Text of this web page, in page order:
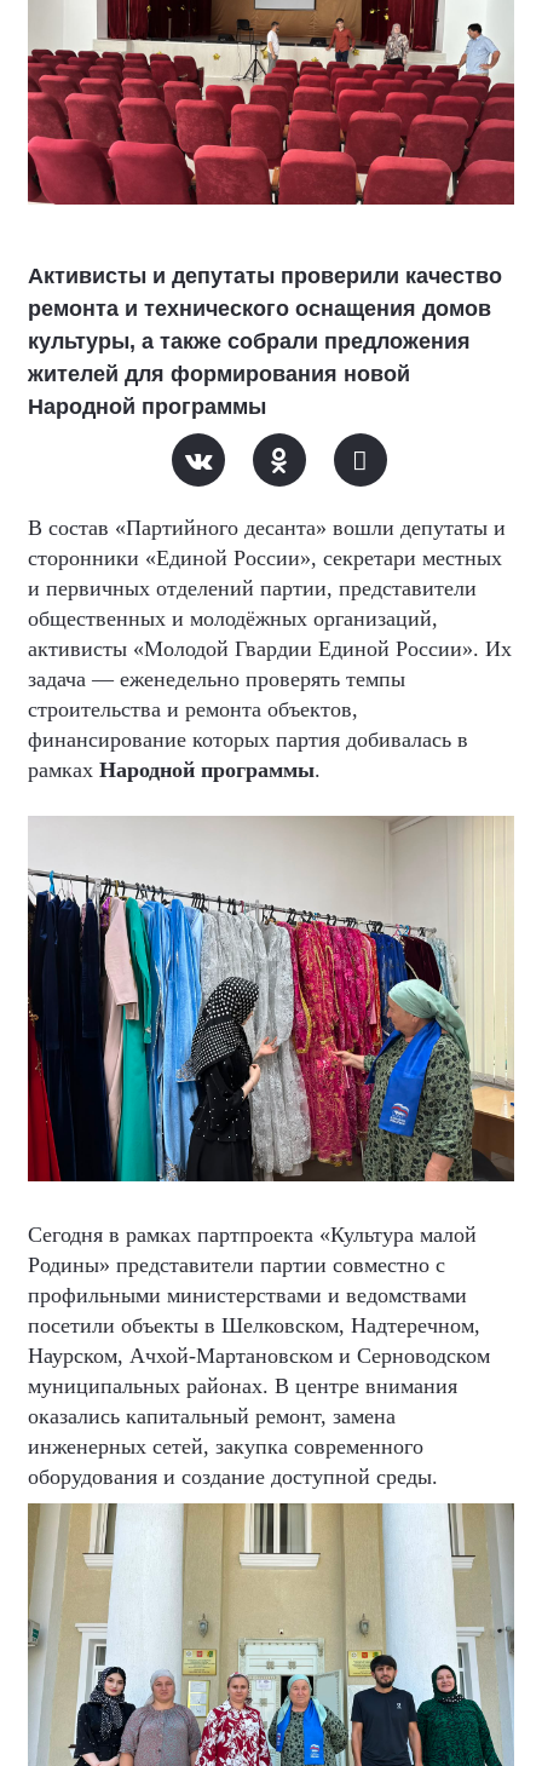
Активисты и депутаты проверили качество
ремонта и технического оснащения домов
культуры, а также собрали предложения
жителей для формирования новой
Народной программы
В состав «Партийного десанта» вошли депутаты и
сторонники «Единой России», секретари местных
и первичных отделений партии, представители
общественных и молодёжных организаций,
активисты «Молодой Гвардии Единой России». Их
задача — еженедельно проверять темпы
строительства и ремонта объектов,
финансирование которых партия добивалась в
рамках Народной программы.
Сегодня в рамках партпроекта «Культура малой
Родины» представители партии совместно с
профильными министерствами и ведомствами
посетили объекты в Шелковском, Надтеречном,
Наурском, Ачхой-Мартановском и Серноводском
муниципальных районах. В центре внимания
оказались капитальный ремонт, замена
инженерных сетей, закупка современного
оборудования и создание доступной среды.